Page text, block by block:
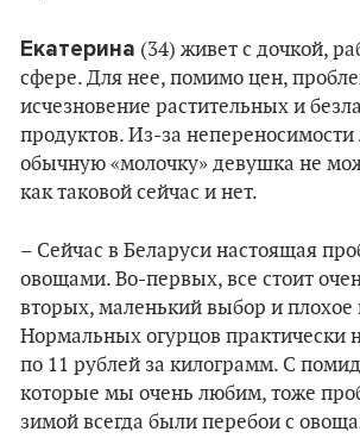
Екатерина (34) живет с дочкой,
сфере. Для нее, помимо цен,
исчезновение растительных и
продуктов. Из-за непереносимости
обычную «молочку» девушка не
как таковой сейчас и нет.
– Сейчас в Беларуси настоящая
овощами. Во-первых, все стоит
вторых, маленький выбор и плохое
Нормальных огурцов практически
по 11 рублей за килограмм. С
которые мы очень любим, тоже
зимой всегда были перебои с